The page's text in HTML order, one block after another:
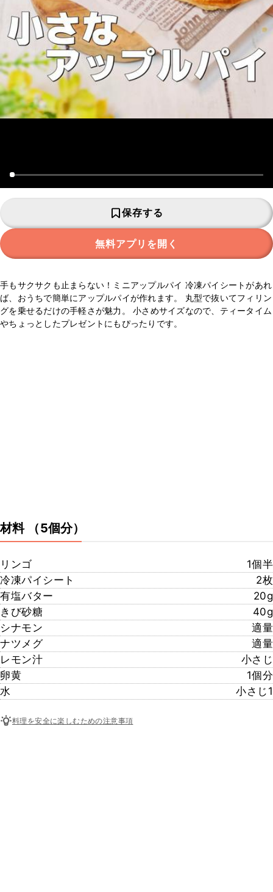
保存する
無料アプリを開く
手もサクサクも止まらない！ミニアップルパイ 冷凍パイシートがあれ
ば、おうちで簡単にアップルパイが作れます。 丸型で抜いてフィリン
グを乗せるだけの手軽さが魅力。 小さめサイズなので、ティータイム
やちょっとしたプレゼントにもぴったりです。
材料 （5個分）
リンゴ
1個半
冷凍パイシート
2枚
有塩バター
20g
きび砂糖
40g
シナモン
適量
ナツメグ
適量
レモン汁
小さじ
卵黄
1個分
水
小さじ1
料理を安全に楽しむための注意事項